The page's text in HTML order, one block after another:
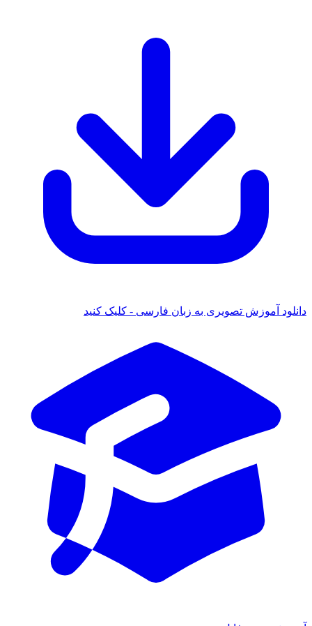
آموزش تصویری به زبان فارسی - کلیک کنید